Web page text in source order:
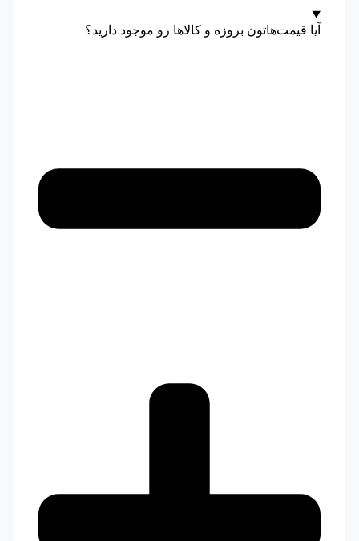
آیا قیمت‌هاتون بروزه و کالاها رو موجود دارید؟